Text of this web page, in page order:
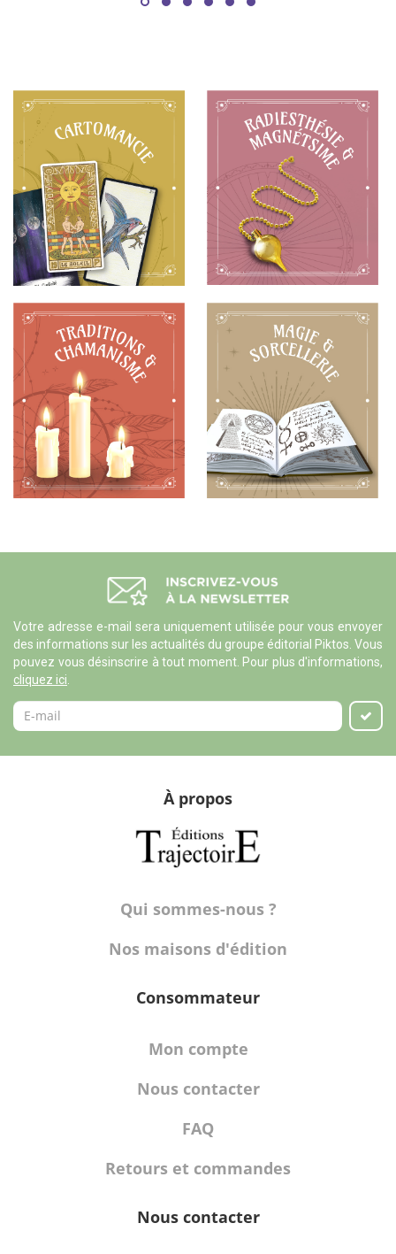
Votre adresse e-mail sera uniquement utilisée pour vous envoyer
des informations sur les actualités du groupe éditorial Piktos. Vous
pouvez vous désinscrire à tout moment. Pour plus d'informations,
cliquez ici
À propos
Qui sommes-nous ?
Nos maisons d'édition
Consommateur
Mon compte
Nous contacter
FAQ
Retours et commandes
Nous contacter